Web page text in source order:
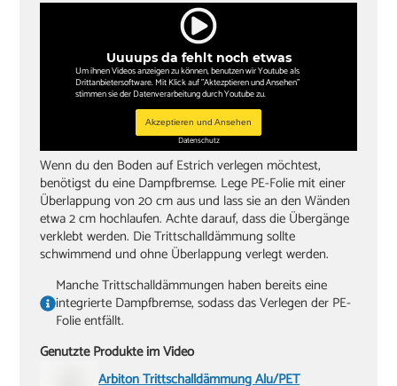
Uuuups da fehlt noch etwas
Um ihnen Videos anzeigen zu können, benutzen wir Youtube als
Drittanbietersoftware. Mit Klick auf "Aktezptieren und Ansehen"
stimmen sie der Datenverarbeitung durch Youtube zu.
Akzeptieren und Ansehen
Datenschutz
Wenn du den Boden auf Estrich verlegen möchtest,
benötigst du eine Dampfbremse. Lege PE-Folie mit einer
Überlappung von 20 cm aus und lass sie an den Wänden
etwa 2 cm hochlaufen. Achte darauf, dass die Übergänge
verklebt werden. Die Trittschalldämmung sollte
schwimmend und ohne Überlappung verlegt werden.
Manche Trittschalldämmungen haben bereits eine
integrierte Dampfbremse, sodass das Verlegen der PE-
Folie entfällt.
Genutzte Produkte im Video
Arbiton Trittschalldämmung Alu/PET